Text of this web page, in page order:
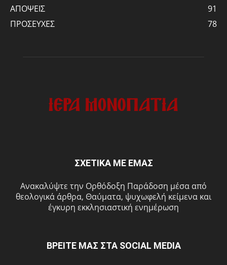
ΑΠΟΨΕΙΣ
91
ΠΡΟΣΕΥΧΕΣ
78
ΣΧΕΤΙΚΑ ΜΕ ΕΜΑΣ
Ανακαλύψτε την Ορθόδοξη Παράδοση μέσα από
θεολογικά άρθρα, Θαύματα, ψυχωφελή κείμενα και
έγκυρη εκκλησιαστική ενημέρωση
ΒΡΕΙΤΕ ΜΑΣ ΣΤΑ SOCIAL MEDIA